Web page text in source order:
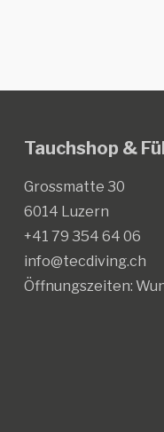
Tauchshop &
Grossmatte 30
6014 Luzern
+41 79 354 64 06
info@tecdiving.ch
Öffnungszeiten: